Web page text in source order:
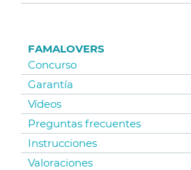
FAMALOVERS
Concurso
Garantía
Vídeos
Preguntas frecuentes
Instrucciones
Valoraciones